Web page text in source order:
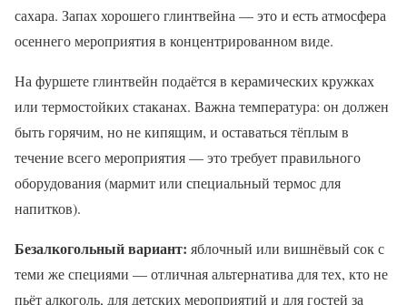
сахара. Запах хорошего глинтвейна — это и есть атмосфера
осеннего мероприятия в концентрированном виде.
На фуршете глинтвейн подаётся в керамических кружках
или термостойких стаканах. Важна температура: он должен
быть горячим, но не кипящим, и оставаться тёплым в
течение всего мероприятия — это требует правильного
оборудования (мармит или специальный термос для
напитков).
Безалкогольный вариант: яблочный или вишнёвый сок с
теми же специями — отличная альтернатива для тех, кто не
пьёт алкоголь, для детских мероприятий и для гостей за